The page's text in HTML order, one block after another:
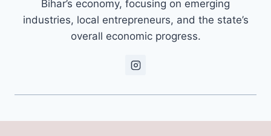
Bihar’s economy, focusing on emerging
industries, local entrepreneurs, and the state’s
overall economic progress.